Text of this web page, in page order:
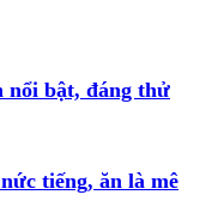
nổi bật, đáng thử
tiếng, ăn là mê